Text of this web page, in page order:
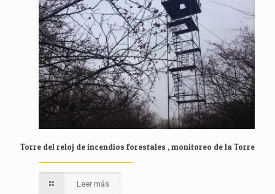
Torre del reloj de incendios forestales , monitoreo de la Torre
Leer más